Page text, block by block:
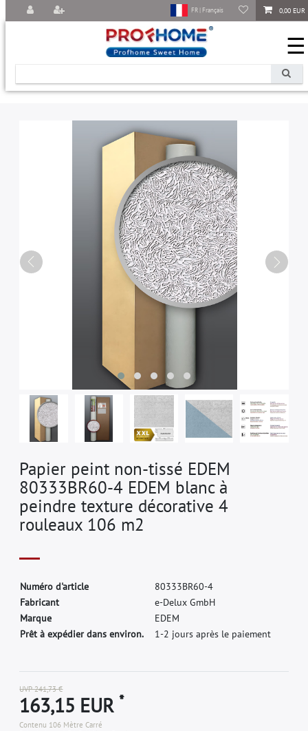
0,00 EUR
FR | Français
☰
Papier peint non-tissé EDEM
80333BR60-4 EDEM blanc à
peindre texture décorative 4
rouleaux 106 m2
Numéro d'article 80333BR60-4
Fabricant e-Delux GmbH
Marque EDEM
Prêt à expédier dans environ.
1-2 jours après le paiement
UVP 241,73 €
163,15 EUR*
Contenu 106 Mètre Carré